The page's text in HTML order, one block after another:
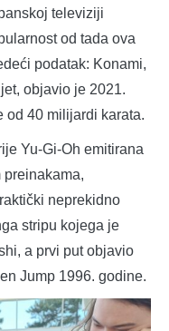
televiziji
od tada ova
podatak: Konami,
objavio je 2021.
od 40 milijardi karata.
Yu-Gi-Oh emitirana
preinakama,
neprekidno
stripu kojega je
a prvi put objavio
Jump 1996. godine.